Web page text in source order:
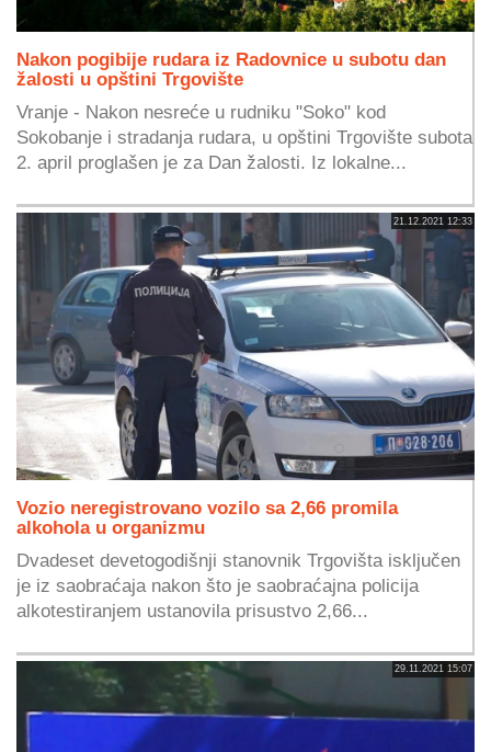
Nakon pogibije rudara iz Radovnice u subotu dan
žalosti u opštini Trgovište
Vranje - Nakon nesreće u rudniku "Soko" kod
Sokobanje i stradanja rudara, u opštini Trgovište subota
2. april proglašen je za Dan žalosti. Iz lokalne...
21.12.2021 12:33
Vozio neregistrovano vozilo sa 2,66 promila
alkohola u organizmu
Dvadeset devetogodišnji stanovnik Trgovišta isključen
je iz saobraćaja nakon što je saobraćajna policija
alkotestiranjem ustanovila prisustvo 2,66...
29.11.2021 15:07